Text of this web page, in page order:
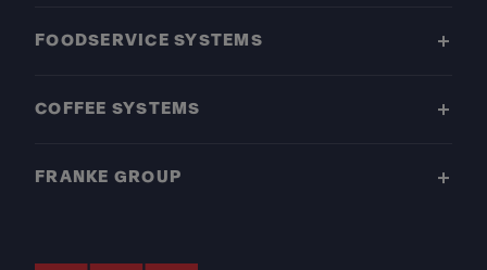
FOODSERVICE SYSTEMS
COFFEE SYSTEMS
FRANKE GROUP